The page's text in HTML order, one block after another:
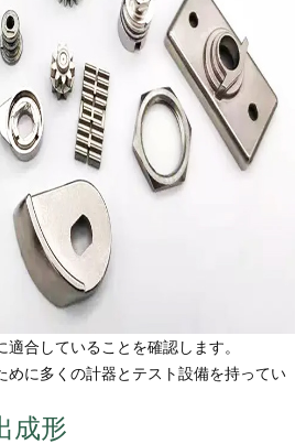
合していることを確認します。
めに多くの計器とテスト設備を持ってい
成形